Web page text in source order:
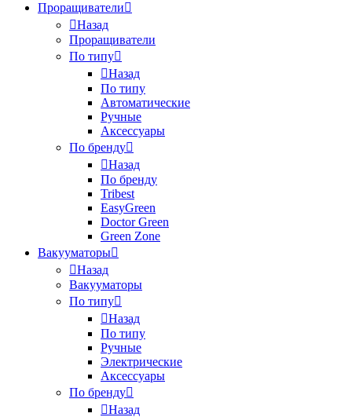
Проращиватели
Назад
Проращиватели
По типу
Назад
По типу
Автоматические
Ручные
Аксессуары
По бренду
Назад
По бренду
Tribest
EasyGreen
Doctor Green
Green Zone
Вакууматоры
Назад
Вакууматоры
По типу
Назад
По типу
Ручные
Электрические
Аксессуары
По бренду
Назад